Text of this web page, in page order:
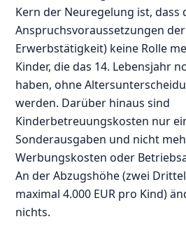
Kern der Neuregelung ist, dass
Anspruchsvoraussetzungen der
Erwerbstätigkeit) keine Rolle
Kinder, die das 14. Lebensjahr
haben, ohne
werden. Darüber hinaus sind
Kinderbetreuungskosten nur
Sonderausgaben und nicht
Werbungskosten oder
An der Abzugshöhe (zwei
maximal 4.000 EUR pro Kind)
nichts.